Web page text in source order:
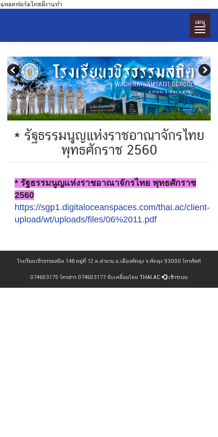
แพลตฟอร์มไทยมีงานทำ
เมนู
* รัฐธรรมนูญแห่งราชอาณาจักรไทย
พุทธศักราช 2560
* รัฐธรรมนูญแห่งราชอาณาจักรไทย พุทธศักราช
2560
https://sgp1.digitaloceanspaces.com/thai.ac/client-
upload/wt/uploads/files/06%2011.pdf
โรงเรียนวชิรธรรมสถิต 148 หมู่ที่ 12 ต.ตำนาน อ.เมืองพัทลุง จ.พัทลุง 93000 โทรศัพท์
074603175 โทรสาร 074603177 ขับเคลื่อนโดย THAI.AC เข้าระบบ